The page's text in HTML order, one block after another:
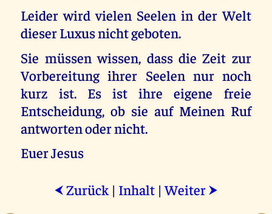
Leider wird vielen Seelen in der Welt
dieser Luxus nicht geboten.
Sie müssen wissen, dass die Zeit zur
Vorbereitung ihrer Seelen nur noch
kurz ist. Es ist ihre eigene freie
Entscheidung, ob sie auf Meinen Ruf
antworten oder nicht.
Euer Jesus
⮜ Zurück | Inhalt |Weiter ⮞